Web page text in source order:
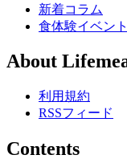
新着コラム
食体験イベン
About
利用規約
RSSフィード
Contents